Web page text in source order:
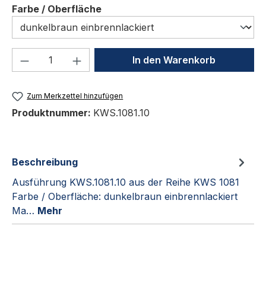
Farbe / Oberflächeauswählen
Produkt Anzahl: Gib denIn den Warenkorb
Zum Merkzettel hinzufügen
Produktnummer: KWS.1081.10
Beschreibung
Ausführung KWS.1081.10 aus der Reihe KWS 1081
Farbe / Oberfläche: dunkelbraun einbrennlackiert
Ma… Mehr